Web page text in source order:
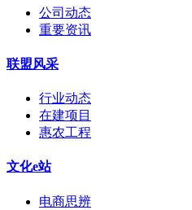
公司动态
重要资讯
联盟风采
行业动态
在建项目
惠农工程
文化e站
电商思辨